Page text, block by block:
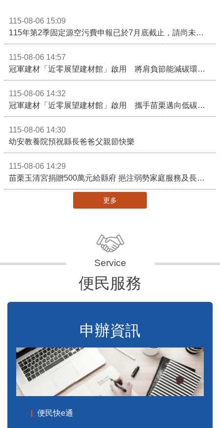
115-08-06 15:09
115年第2季固定源空污費申報已於7月底截止，請尚未申報公私場所儘速完成申繳，以免面臨滯納金及罰鍰!
115-08-06 14:57
冠軍建材「近零展望建材館」啟用 將肩負節能減碳環境教育重任
115-08-06 14:32
冠軍建材「近零展望建材館」啟用 攜手苗栗邁向低碳建築新未來
115-08-06 14:30
幼安教養院預祝縣長爸爸父親節快樂
115-08-06 14:29
苗栗玉清宮捐贈500萬元給縣府 挹注弱勢家庭服務及長照醫療資源
更多
便民服務
申辦資訊
便民快e通